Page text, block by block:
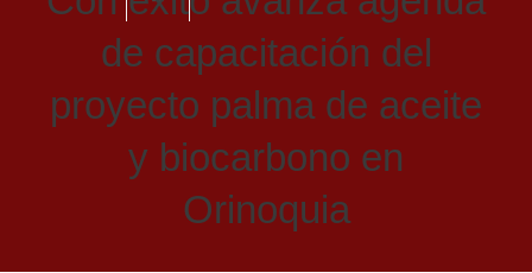
de capacitación del
proyecto palma de aceite
y biocarbono en
Orinoquia